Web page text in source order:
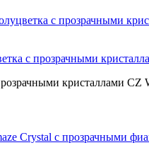
с прозрачными
кристаллами